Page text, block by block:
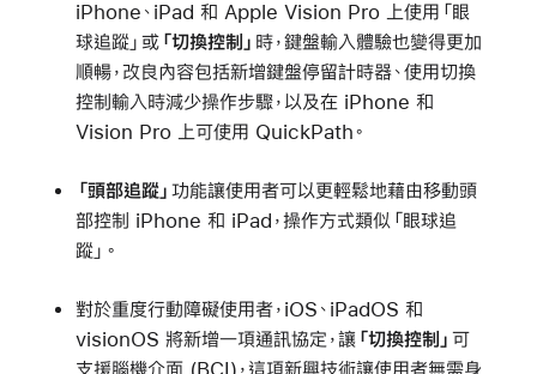
iPhone、iPad 和 Apple Vision Pro 上使用「眼
球追蹤」或「切換控制」 時，鍵盤輸入體驗也變得更加
順暢，改良內容包括新增鍵盤停留計時器、使用切換
控制輸入時減少操作步驟，以及在 iPhone 和
Vision Pro 上可使用 QuickPath。
「頭部追蹤」 功能讓使用者可以更輕鬆地藉由移動頭
部控制 iPhone 和 iPad，操作方式類似「眼球追
蹤」。
對於重度行動障礙使用者，iOS、iPadOS 和
visionOS 將新增一項通訊協定，讓「切換控制」 可
支援腦機介面 (BCI)，這項新興技術讓使用者無需身